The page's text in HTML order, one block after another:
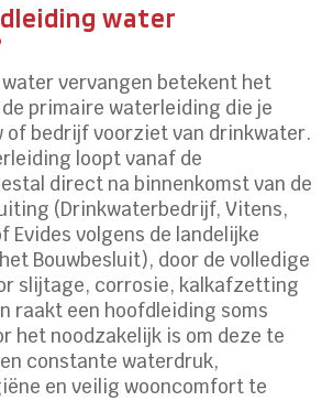
water
vervangen betekent het
primaire waterleiding die je
of bedrijf voorziet van drinkwater.
loopt vanaf de
direct na binnenkomst van de
(Drinkwaterbedrijf, Vitens,
Evides volgens de landelijke
Bouwbesluit), door de volledige
slijtage, corrosie, kalkafzetting
raakt een hoofdleiding soms
het noodzakelijk is om deze te
constante waterdruk,
en veilig wooncomfort te